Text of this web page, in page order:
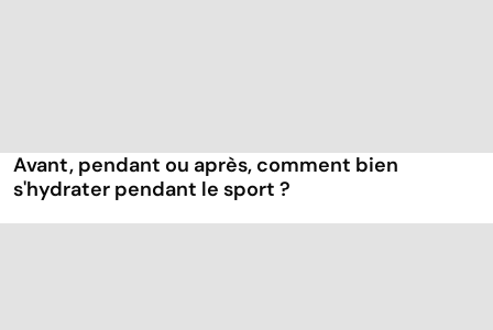
Avant, pendant ou après, comment bien
s'hydrater pendant le sport ?